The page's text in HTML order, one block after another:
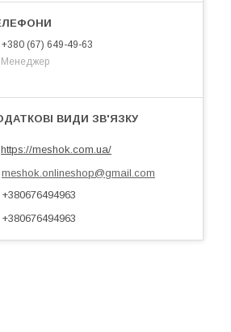
+380 (67) 649-49-63
Менеджер
https://meshok.com.ua/
meshok.onlineshop@gmail.com
+380676494963
+380676494963